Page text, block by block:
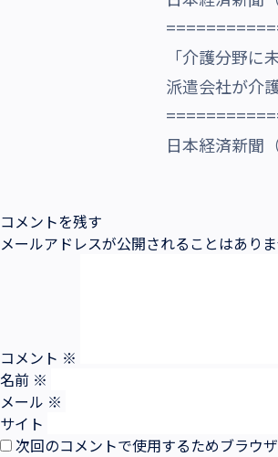
「介護分野に
派遣会社が介
日本経済新聞
コメントを残す
メールアドレスが公開されることはありま
コメント ※
名前 ※
メール ※
サイト
次回のコメントで使用するためブラウ